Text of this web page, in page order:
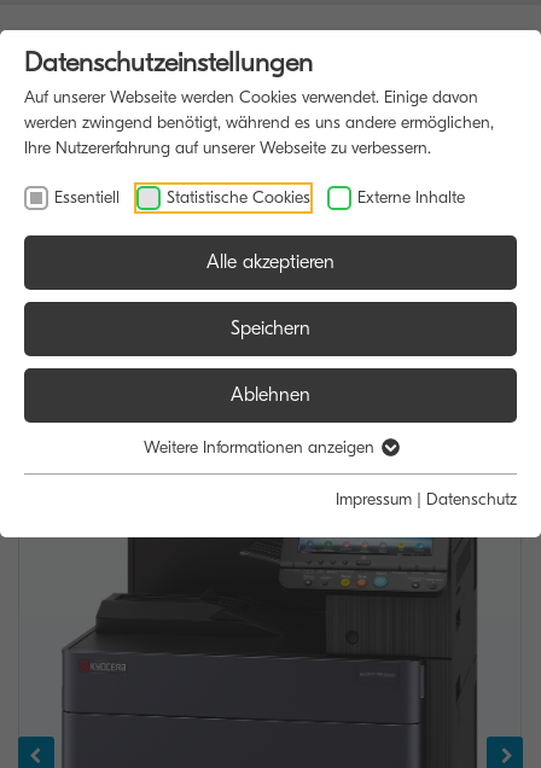
Datenschutzeinstellungen
Auf unserer Webseite werden Cookies verwendet. Einige davon
werden zwingend benötigt, während es uns andere ermöglichen,
Ihre Nutzererfahrung auf unserer Webseite zu verbessern.
Essentiell Statistische Cookies Externe Inhalte
Alle akzeptieren
Speichern
Ablehnen
Weitere Informationen anzeigen
Impressum | Datenschutz